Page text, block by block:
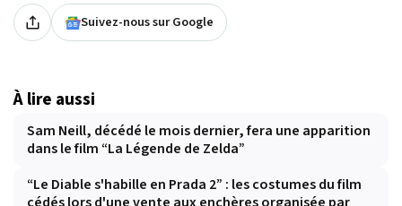
Suivez-nous sur Google
À lire aussi
Sam Neill, décédé le mois dernier, fera une apparition
dans le film “La Légende de Zelda”
“Le Diable s'habille en Prada 2” : les costumes du film